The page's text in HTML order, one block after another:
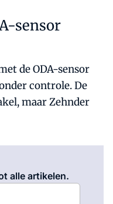
sensor
de ODA-sensor
controle. De
maar Zehnder
alle artikelen.